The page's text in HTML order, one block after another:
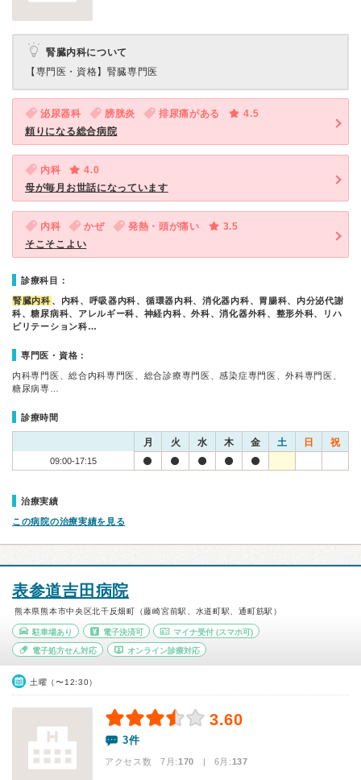
腎臓内科について
【専門医・資格】 腎臓専門医
泌尿器科 膀胱炎 排尿痛がある
4.5
頼りになる総合病院
内科
4.0
母が毎月お世話になっています
内科 かぜ 発熱・頭が痛い
3.5
そこそこよい
診療科目：
腎臓内科 、内科、呼吸器内科、循環器内科、消化器内科、胃腸科、内分泌代謝
科、糖尿病科、アレルギー科、神経内科、外科、消化器外科、整形外科、リハ
ビリテーション科…
専門医・資格：
内科専門医、総合内科専門医、総合診療専門医、感染症専門医、外科専門医、
糖尿病専…
診療時間
月 火 水 木 金 土 日 祝
09:00-17:15
治療実績
この病院の治療実績を見る
表参道吉田病院
熊本県熊本市中央区北千反畑町（藤崎宮前駅、水道町駅、通町筋駅）
駐車場あり 電子決済可 マイナ受付 (スマホ可)
電子処方せん対応 オンライン診療対応
土曜（〜12:30）
3.60
3件
アクセス数 7月:170 | 6月:137